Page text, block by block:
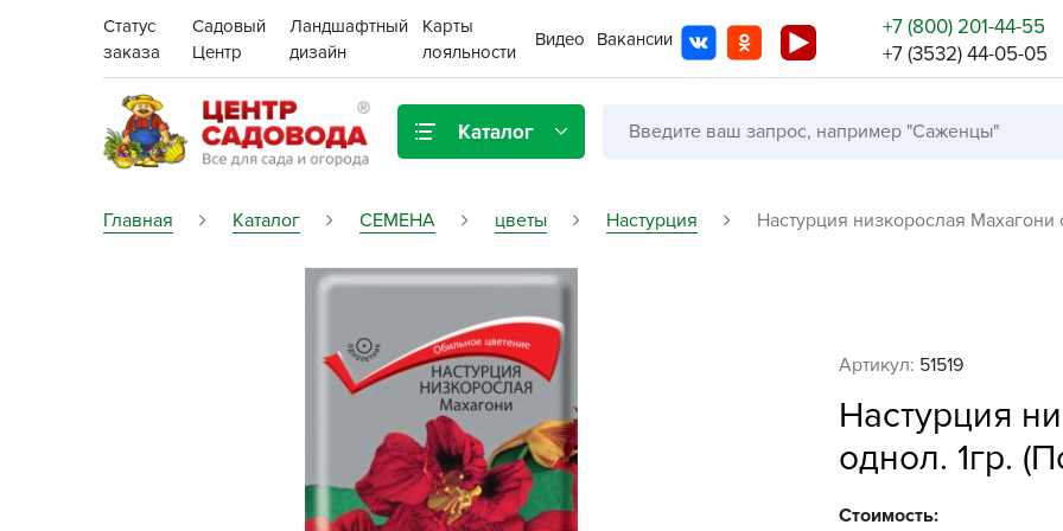
Статус
заказа
Садовый
Центр
Ландшафтный
дизайн
Карты
лояльности
Видео Вакансии
+7 (800) 201-44-55
+7 (3532) 44-05-05
Каталог
Газонная трава
Грунты, дренаж, мульча
Картофель семенной
Цена:
Поиск Бренды
Главная Каталог СЕМЕНА цветы Настурция Настурция низкорослая Махагони
Артикул: 51519
Настурция
однол. 1гр.
Стоимость: